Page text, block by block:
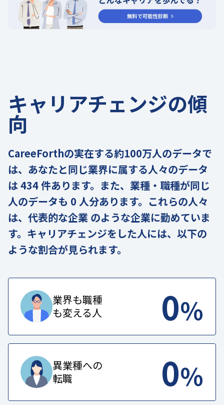
キャリアチェンジの傾
向
CareeForthの実在する約100万人のデータで
は、あなたと同じ業界に属する人々のデータ
は 434 件あります。また、業種・職種が同じ
人のデータも 0 人分あります。これらの人々
は、代表的な企業 のような企業に勤めていま
す。キャリアチェンジをした人には、以下の
ような割合が見られます。
業界も職種
も変える人
0%
異業種への
転職
0%